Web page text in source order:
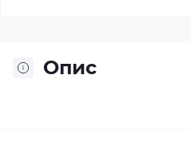
Опис